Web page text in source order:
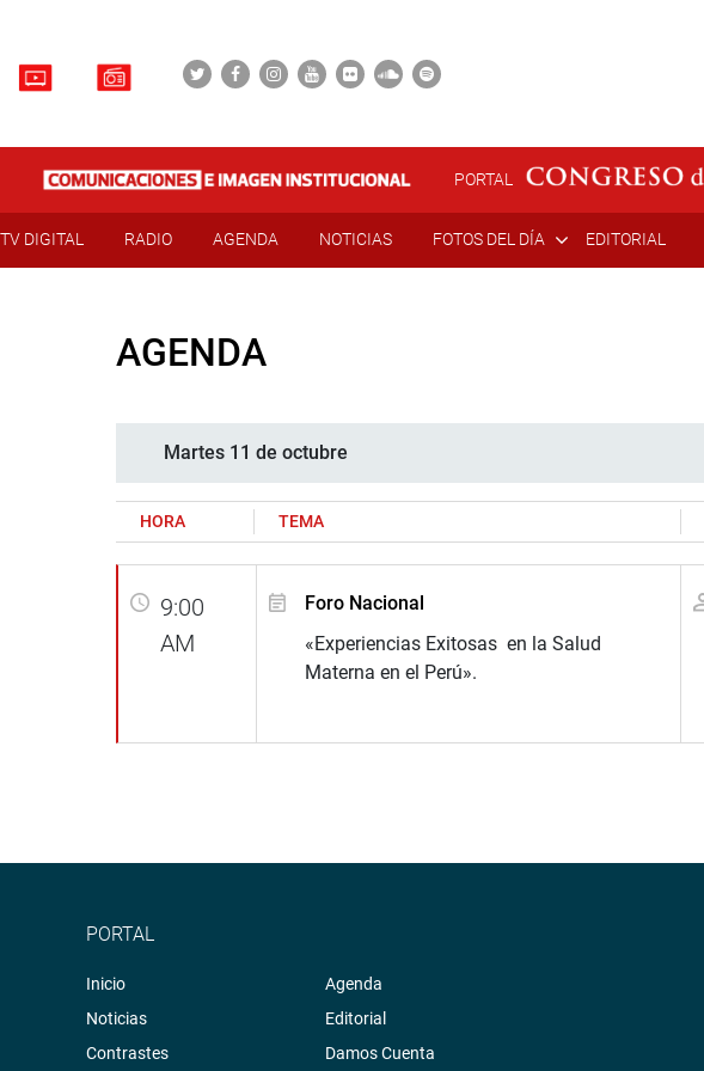
PORTAL
TV DIGITAL RADIO AGENDA NOTICIAS FOTOS DEL DÍA EDITORIAL
AGENDA
Martes 11 de octubre
HORA TEMA
9:00
AM
Foro Nacional
«Experiencias Exitosas en la Salud
Materna en el Perú».
PORTAL
Inicio
Noticias
Contrastes
Agenda
Editorial
Damos Cuenta